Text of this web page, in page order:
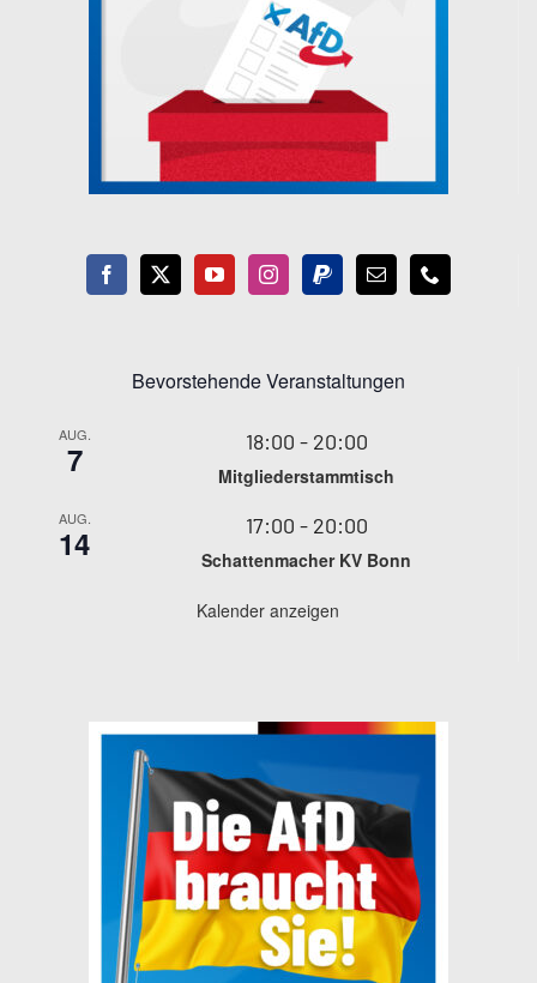
Bevorstehende Veranstaltungen
AUG.
7 18:00 - 20:00
Mitgliederstammtisch
AUG.
14 17:00 - 20:00
Schattenmacher KV Bonn
Kalender anzeigen